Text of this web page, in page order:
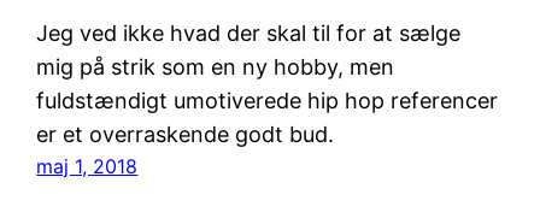
Jeg ved ikke hvad der skal til for at sælge
mig på strik som en ny hobby, men
fuldstændigt umotiverede hip hop referencer
er et overraskende godt bud.
maj 1, 2018